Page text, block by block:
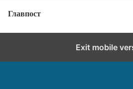
Главпост
Exit mobile